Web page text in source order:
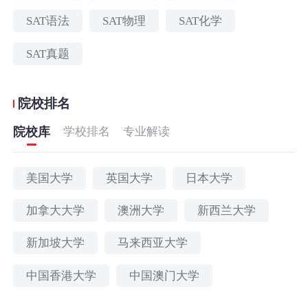
SAT语法 SAT物理 SAT化学
SAT真题
院校排名
院校库 学校排名 专业解读
美国大学 英国大学 日本大学
加拿大大学 澳洲大学 新西兰大学
新加坡大学 马来西亚大学
中国香港大学 中国澳门大学